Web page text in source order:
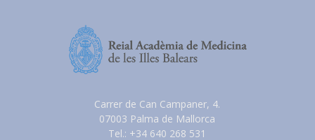
Carrer de Can Campaner, 4.
07003 Palma de Mallorca
Tel.: +34 640 268 531